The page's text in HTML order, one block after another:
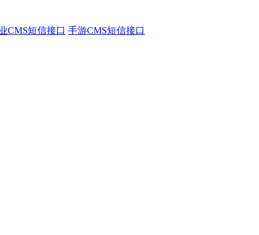
CMS短信接口 手游CMS短信接口